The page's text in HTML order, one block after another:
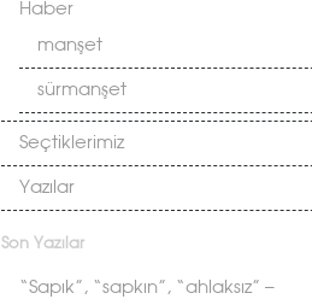
Haber
manşet
sürmanşet
Seçtiklerimiz
Yazılar
Son Yazılar
“Sapık”, “sapkın”, “ahlaksız” –